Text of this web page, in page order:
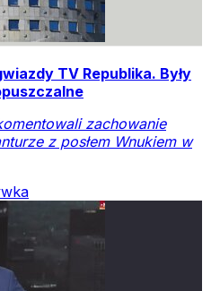
TV Republika. Były
zachowanie
z posłem Wnukiem w